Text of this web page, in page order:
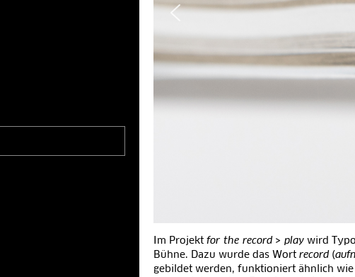
Im Projekt for the record > playwird
Bühne. Dazu wurde das Wort record(
gebildet werden, funktioniert ähnlich